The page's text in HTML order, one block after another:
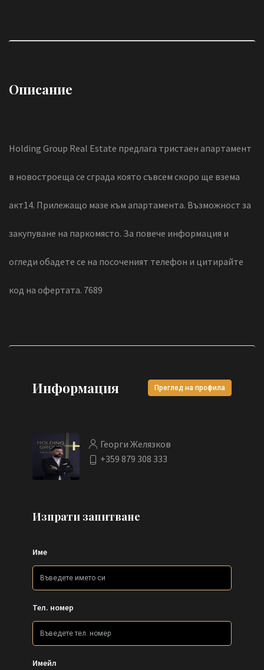
Описание
Holding Group Real Estate предлага тристаен апартамент
в новостроеща се сграда която съвсем скоро ще взема
акт14. Прилежащо мазе към апартамента. Възможност за
закупуване на паркомясто. За повече информация и
огледи обадете се на посоченият телефон и цитирайте
код на офертата. 7689
Информация Преглед на профила
Георги Желязков
+359 879 308 333
Изпрати запитване
Име
Тел. номер
Имейл